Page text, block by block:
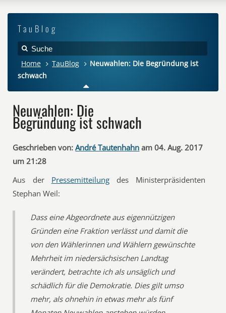
TauBlog
Home TauBlog
Neuwahlen: Die Begründung ist
schwach
Neuwahlen: Die
Begründung ist schwach
Geschrieben von: André Tautenhahn am 04. Aug. 2017
um 21:28
Aus der Pressemitteilungdes Ministerpräsidenten
Stephan Weil:
Dass eine Abgeordnete aus eigennützigen
Gründen eine Fraktion verlässt und damit die
von den Wählerinnen und Wählern gewünschte
Mehrheit im niedersächsischen Landtag
verändert, betrachte ich als unsäglich und
schädlich für die Demokratie. Dies gilt umso
mehr, als ohnehin in etwas mehr als fünf